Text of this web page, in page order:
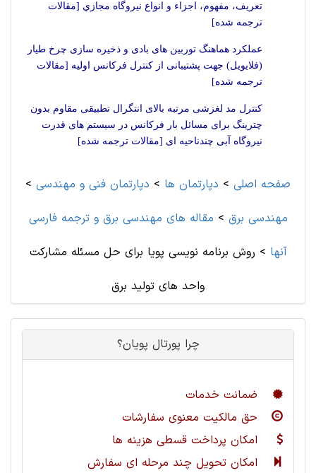
تعريف، مفهوم، اجزاء و انواع نيروگاه مجازي [مقالات
ترجمه شده]
عملکرد هماهنگ توربین های بادی و ذخیره سازی چرخ طیار
(فلایویل) جهت پشتیبانی از کنترل فرکانس اولیه [مقالات
ترجمه شده]
کنترل مد لغزشی مرتبه بالای انتگرال تطبیقی مقاوم بدون
چترینگ برای مسائل بار فرکانس در سیستم های قدرت
نیروگاه آبی چندناحیه ای [مقالات ترجمه شده]
صفحه اصلی > دپارتمان ها > دپارتمان فنی و مهندسی >
مهندسی برق > مقاله های مهندسی برق و ترجمه فارسی
آنها > روش برنامه نویسی پویا برای حل مسئله مشارکت
واحد های تولید برق
چرا پورتال پویان؟
ضمانت خدمات
حق مالکیت معنوی سفارشات
امکان پرداخت قسطی هزینه ها
امکان تحویل چند مرحله ای سفارش